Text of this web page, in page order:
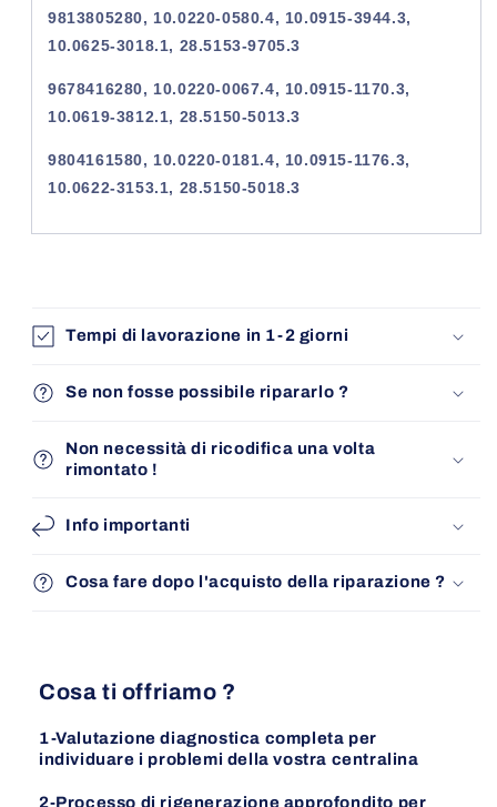
9813805280, 10.0220-0580.4, 10.0915-3944.3,
10.0625-3018.1, 28.5153-9705.3
9678416280, 10.0220-0067.4, 10.0915-1170.3,
10.0619-3812.1, 28.5150-5013.3
9804161580, 10.0220-0181.4, 10.0915-1176.3,
10.0622-3153.1, 28.5150-5018.3
Tempi di lavorazione in 1-2 giorni
Se non fosse possibile ripararlo ?
Non necessità di ricodifica una volta
rimontato !
Info importanti
Cosa fare dopo l'acquisto della riparazione ?
Cosa ti offriamo ?
1-Valutazione diagnostica completa per
individuare i problemi della vostra centralina
2-Processo di rigenerazione approfondito per